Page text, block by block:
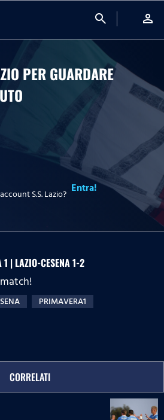
search person
PER GUARDARE
S.S. Lazio? Entra!
| LAZIO-CESENA 1-2
PRIMAVERA1
CORRELATI